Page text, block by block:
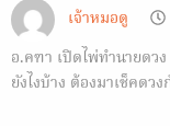
เจ้าหมอดู
อ.คฑา เปิดไพ่ทำนายด
ยังไงบ้าง ต้องมาเช็คดว